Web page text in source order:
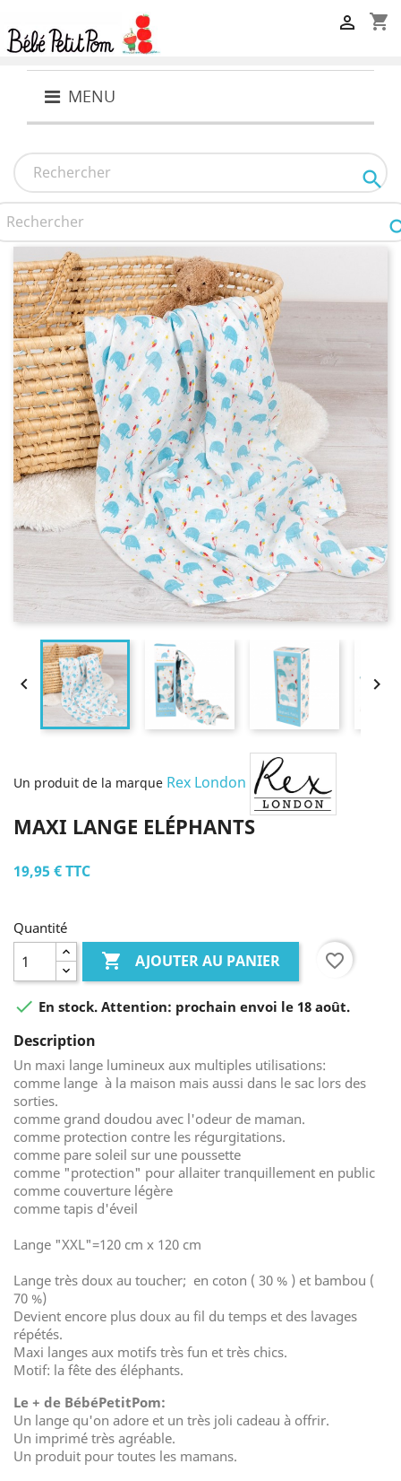
shopping_cart

MENU

 
Un produit de la marque Rex London
MAXI LANGE ELÉPHANTS
19,95 €TTC
Quantité
 AJOUTER AU PANIER favorite_border
 En stock. Attention: prochain envoi le 18 août.
Description
Un maxi lange lumineux aux multiples utilisations:
comme lange à la maison mais aussi dans le sac lors des
sorties.
comme grand doudou avec l'odeur de maman.
comme protection contre les régurgitations.
comme pare soleil sur une poussette
comme "protection" pour allaiter tranquillement en public
comme couverture légère
comme tapis d'éveil
Lange "XXL"=120 cm x 120 cm
Lange très doux au toucher; en coton ( 30 % ) et bambou (
70 %)
Devient encore plus doux au fil du temps et des lavages
répétés.
Maxi langes aux motifs très fun et très chics.
Motif: la fête des éléphants.
Le + de BébéPetitPom:
Un lange qu'on adore et un très joli cadeau à offrir.
Un imprimé très agréable.
Un produit pour toutes les mamans.